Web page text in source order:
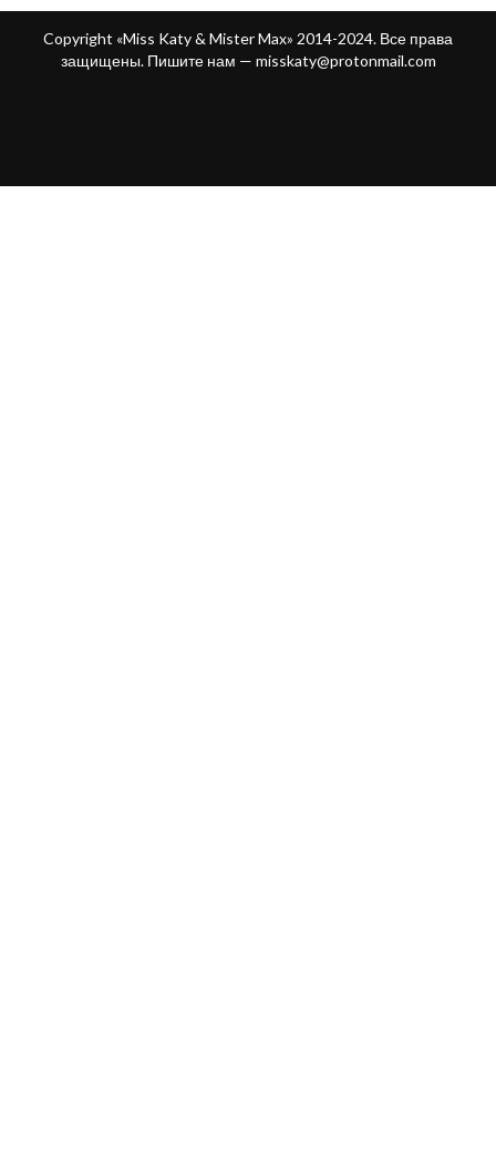
Copyright «Miss Katy & Mister Max» 2014-2024. Все права
защищены. Пишите нам — misskaty@protonmail.com